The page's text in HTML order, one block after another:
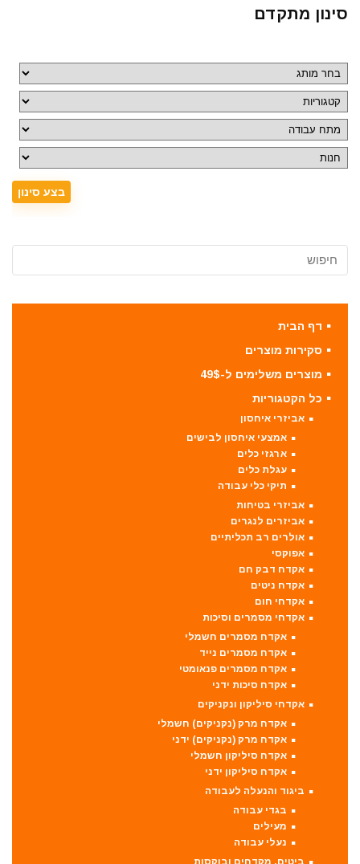
סינון מתקדם
דף הבית
סקירות מוצרים
מוצרים משלימים ל-49$
כל הקטגוריות
אביזרי איחסון
אמצעי איחסון לבישים
ארגזי כלים
עגלת כלים
תיקי כלי עבודה
אביזרי בטיחות
אביזרים לנגרים
אולרים רב תכליתיים
אפוקסי
אקדח דבק חם
אקדח ניטים
אקדחי חום
אקדחי מסמרים וסיכות
אקדח מסמרים חשמלי
אקדח מסמרים נייד
אקדח מסמרים פנאומטי
אקדח סיכות ידני
אקדחי סיליקון ונקניקים
אקדח מרק (נקניקים) חשמלי
אקדח מרק (נקניקים) ידני
אקדח סיליקון חשמלי
אקדח סיליקון ידני
ביגוד והנעלה לעבודה
בגדי עבודה
מעילים
נעלי עבודה
ביטים, מקדחים ובוקסות